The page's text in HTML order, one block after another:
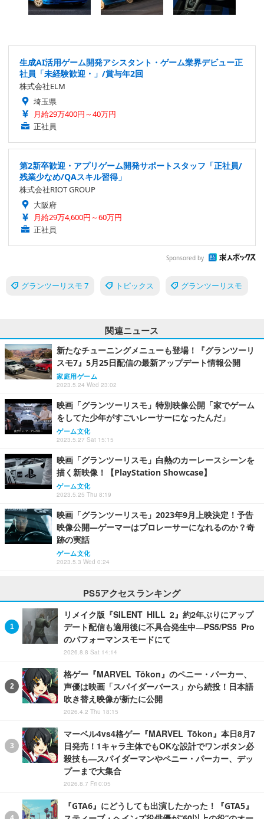
生成AI活用ゲーム開発アシスタント・ゲーム業界デビュー正
社員「未経験歓迎・」/賞与年2回
株式会社ELM
埼玉県
月給29万400円～40万円
正社員
第2新卒歓迎・アプリゲーム開発サポートスタッフ「正社員/
残業少なめ/QAスキル習得」
株式会社RIOT GROUP
大阪府
月給29万4,600円～60万円
正社員
Sponsored by
グランツーリスモ 7 トピックス グランツーリスモ
関連ニュース
新たなチューニングメニューも登場！『グランツーリ
スモ7』5月25日配信の最新アップデート情報公開
家庭用ゲーム
2023.5.24 Wed 23:02
映画「グランツーリスモ」特別映像公開「家でゲーム
をしてた少年がすごいレーサーになったんだ」
ゲーム文化
2023.5.27 Sat 15:15
映画「グランツーリスモ」白熱のカーレースシーンを
描く新映像！【PlayStation Showcase】
ゲーム文化
2023.5.25 Thu 8:19
映画「グランツーリスモ」2023年9月上映決定！予告
映像公開―ゲーマーはプロレーサーになれるのか？奇
跡の実話
ゲーム文化
2023.5.3 Wed 0:24
PS5アクセスランキング
リメイク版『SILENT HILL 2』約2年ぶりにアップ
デート配信も適用後に不具合発生中―PS5/PS5 Pro
のパフォーマンスモードにて
2026.8.8 Sat 14:14
格ゲー『MARVEL Tōkon』のペニー・パーカー、
声優は映画「スパイダーバース」から続投！日本語
吹き替え映像が新たに公開
2026.4.2 Thu 18:15
マーベル4vs4格ゲー『MARVEL Tōkon』本日8月7
日発売！1キャラ主体でもOKな設計でワンボタン必
殺技も―スパイダーマンやペニー・パーカー、デッ
プーまで大集合
2026.8.7 Fri 0:05
『GTA6』にどうしても出演したかった！『GTA5』